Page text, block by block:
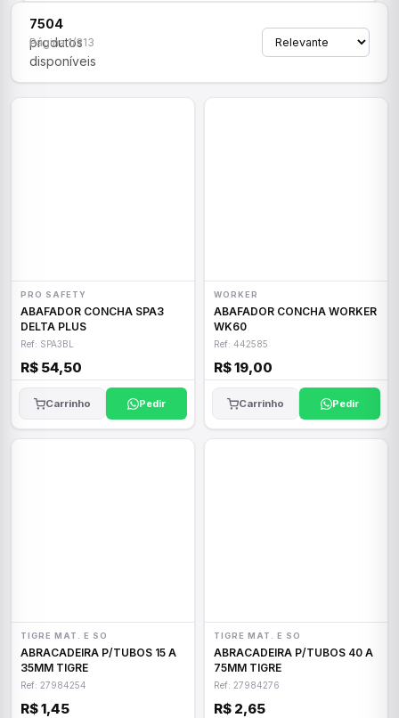
7504
produtos
disponíveis
Página 1/313
PRO SAFETY
ABAFADOR CONCHA SPA3
DELTA PLUS
Ref: SPA3BL
R$ 54,50
Carrinho Pedir
WORKER
ABAFADOR CONCHA WORKER
WK60
Ref: 442585
R$ 19,00
Carrinho Pedir
TIGRE MAT. E SO
ABRACADEIRA P/TUBOS 15 A
35MM TIGRE
Ref: 27984254
R$ 1,45
TIGRE MAT. E SO
ABRACADEIRA P/TUBOS 40 A
75MM TIGRE
Ref: 27984276
R$ 2,65